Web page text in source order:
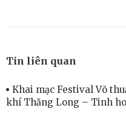
Tin liên quan
Khai mạc Festival Võ
khí Thăng Long – Tinh